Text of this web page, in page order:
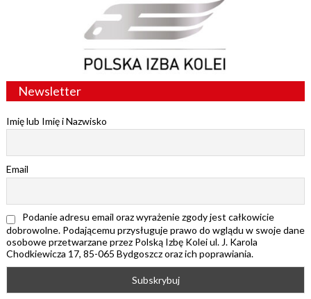
Newsletter
Imię lub Imię i Nazwisko
Email
Podanie adresu email oraz wyrażenie zgody jest całkowicie
dobrowolne. Podającemu przysługuje prawo do wglądu w swoje dane
osobowe przetwarzane przez Polską Izbę Kolei ul. J. Karola
Chodkiewicza 17, 85-065 Bydgoszcz oraz ich poprawiania.